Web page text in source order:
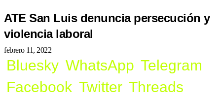
ATE San Luis denuncia persecución y
violencia laboral
febrero 11, 2022
Bluesky WhatsApp Telegram
Facebook Twitter Threads